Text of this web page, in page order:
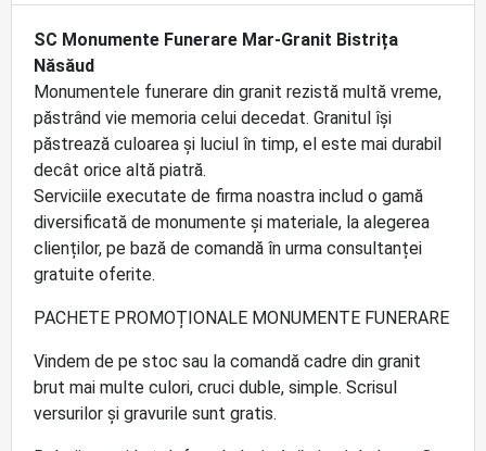
SC Monumente Funerare Mar-Granit Bistrița
Năsăud
Monumentele funerare din granit rezistă multă vreme,
păstrând vie memoria celui decedat. Granitul își
păstrează culoarea şi luciul în timp, el este mai durabil
decât orice altă piatră.
Serviciile executate de firma noastra includ o gamă
diversificată de monumente și materiale, la alegerea
clienților, pe bază de comandă în urma consultanței
gratuite oferite.
PACHETE PROMOȚIONALE MONUMENTE FUNERARE
Vindem de pe stoc sau la comandă cadre din granit
brut mai multe culori, cruci duble, simple. Scrisul
versurilor și gravurile sunt gratis.